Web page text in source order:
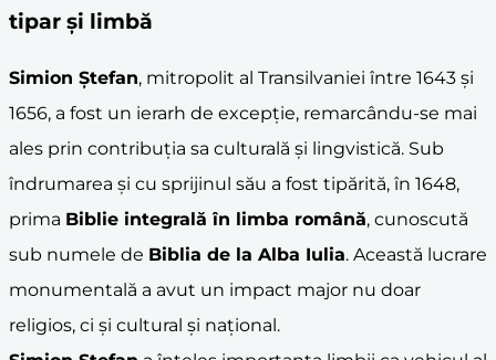
tipar și limbă
Simion Ștefan, mitropolit al Transilvaniei între 1643 și
1656, a fost un ierarh de excepție, remarcându-se mai
ales prin contribuția sa culturală și lingvistică. Sub
îndrumarea și cu sprijinul său a fost tipărită, în 1648,
prima Biblie integrală în limba română, cunoscută
sub numele de Biblia de la Alba Iulia. Această lucrare
monumentală a avut un impact major nu doar
religios, ci și cultural și național.